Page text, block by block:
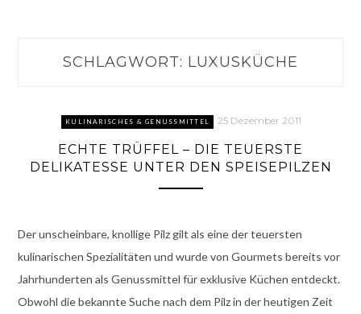
SCHLAGWORT: LUXUSKÜCHE
KULINARISCHES & GENUSSMITTEL 25 Dezember 2011
ECHTE TRÜFFEL – DIE TEUERSTE
DELIKATESSE UNTER DEN SPEISEPILZEN
Der unscheinbare, knollige Pilz gilt als eine der teuersten
kulinarischen Spezialitäten und wurde von Gourmets bereits vor
Jahrhunderten als Genussmittel für exklusive Küchen entdeckt.
Obwohl die bekannte Suche nach dem Pilz in der heutigen Zeit